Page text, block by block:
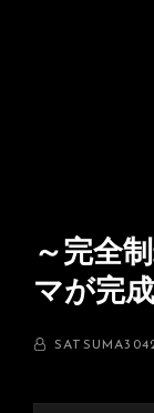
～完全
マが完成
BY